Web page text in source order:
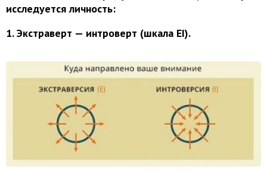
исследуется личность:
1. Экстраверт — интроверт (шкала EI).